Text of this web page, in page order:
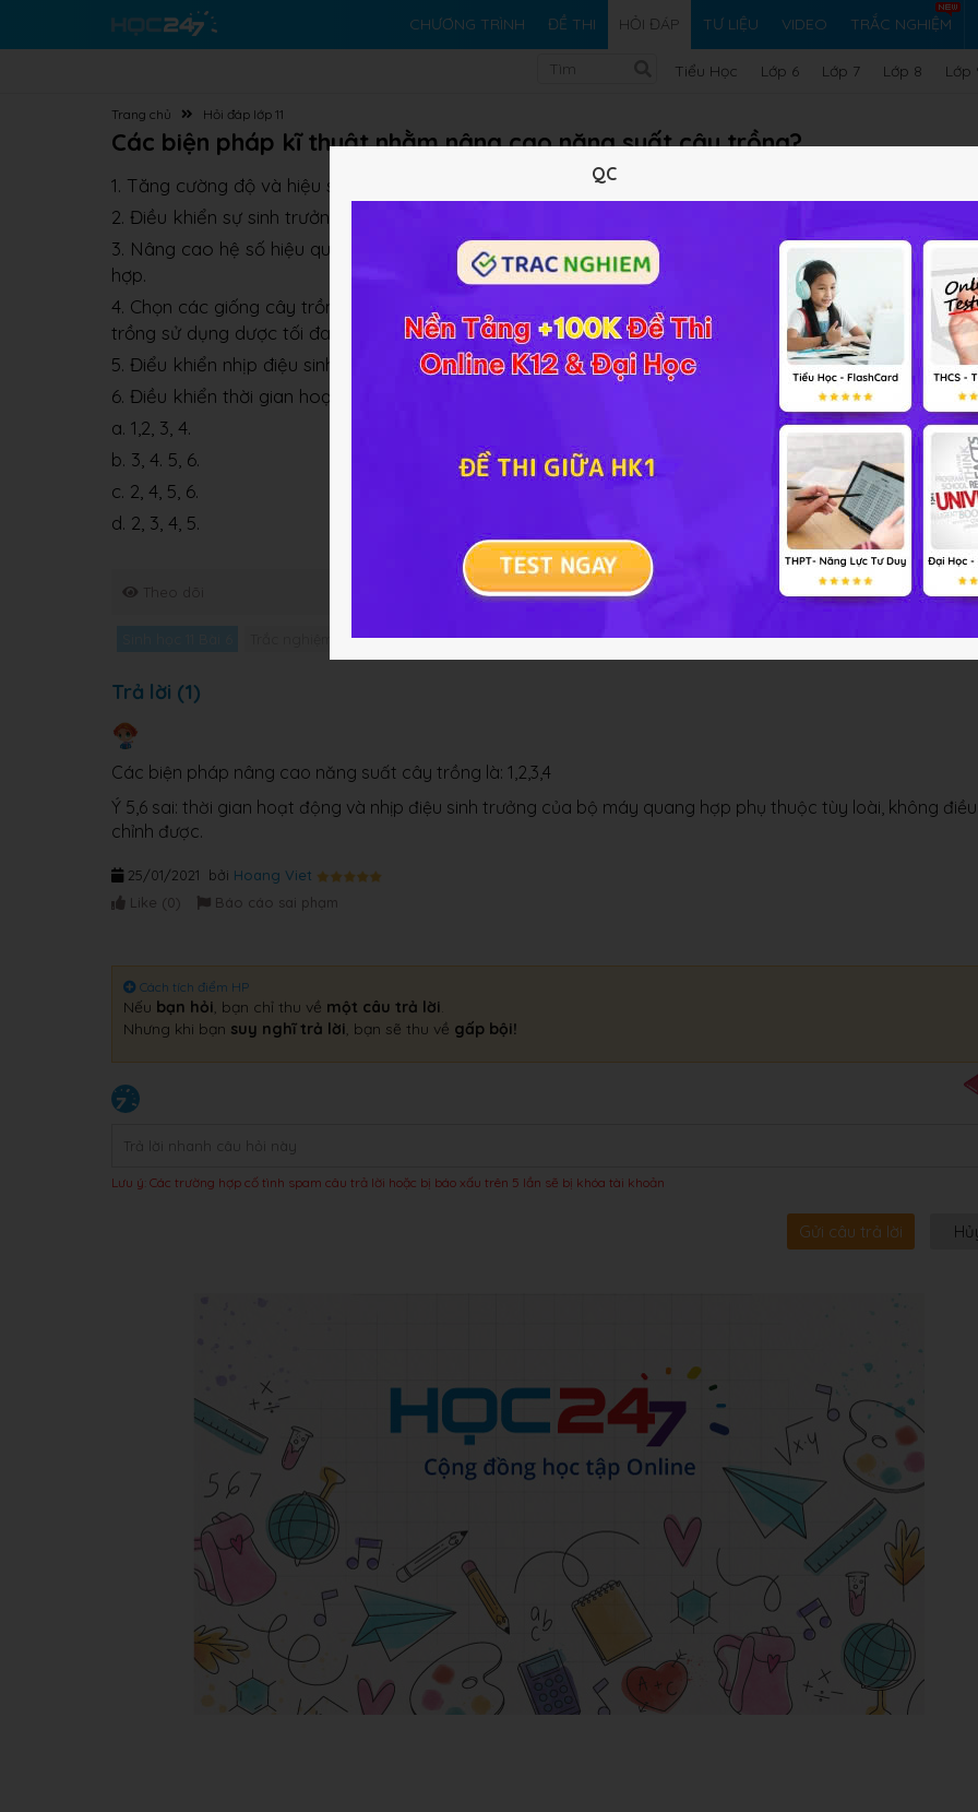
CHƯƠNG TRÌNH ĐỀ THI HỎI ĐÁP TƯ LIỆU VIDEO TRẮC NGHIỆM
Tiểu Học Lớp 6 Lớp 7 Lớp 8 Lớp
Trang chủ Hỏi đáp lớp 11
Các biện pháp kĩ thuật nhằm nâng cao năng suất cây trồng?
1. Tăng cường độ và hiệu suất quang hợp bằng chọn giống, lai tạo giống mới có khả năng quang hợp
2. Điều khiển sự sinh trưởng của diện tích lá bằng các biện pháp kĩ thuật như bón phân, tưới nước hợp lí.
3. Nâng cao hệ số hiệu quả quang hợp và hệ số kinh tế bằng chọn giống và các biện pháp kĩ thuật
hợp.
4. Chọn các giống cây trồng có thời gian sinh trưởng vừa phải hoặc trồng vào thời vụ thích hợp để cây
trồng sử dụng dược tối đa ánh sáng mặt trời cho quang hợp.
5. Điểu khiển nhịp điệu sinh trưởng của bộ máy quang hợp.
6. Điều khiển thời gian hoạt động của bộ máy quang hợp.
a. 1,2, 3, 4.
b. 3, 4. 5, 6.
c. 2, 4, 5, 6.
d. 2, 3, 4, 5.
Theo dõi Vi
Trắc nghiệm Sinh học 11 Bài 6 Giải bài tập Sinh học 11 Bài 6
Trả lời (1)
Các biện pháp nâng cao năng suất cây trồng là: 1,2,3,4
Ý 5,6 sai: thời gian hoạt động và nhịp điệu sinh trưởng của bộ máy quang hợp phụ thuộc tùy loài, không điều
chỉnh được.
bởi Hoang Viet
25/01/2021
Like (0) Báo cáo sai phạm
Cách tích điểm HP
Nếu bạn hỏi, bạn chỉ thu về một câu trả lời.
Nhưng khi bạn suy nghĩ trả lời, bạn sẽ thu về gấp bội!
Lưu ý: Các trường hợp cố tình spam câu trả lời hoặc bị báo xấu trên 5 lần sẽ bị khóa tài khoản
Gửi câu trả lời
QC